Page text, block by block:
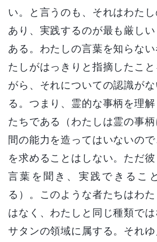
い。と言うのも、それはわた
あり、実践するのが最も厳し
ある。わたしの言葉を知らな
たしがはっきりと指摘したこ
がら、それについての認識が
る。つまり、霊的な事柄を理
たちである（わたしは霊の事
間の能力を造ってはいないので
を求めることはしない。ただ
言葉を聞き、実践できるこ
る）。このような者たちはわ
はなく、わたしと同じ種類で
サタンの領域に属する。それゆ